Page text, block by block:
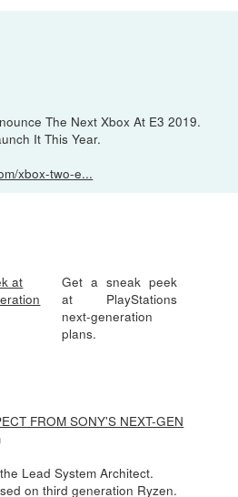
The Next Xbox At E3 2019.
It This Year.
xbox-two-e...
Get a sneak peek
at PlayStations
next-generation
plans.
FROM SONY'S NEXT-GEN
Lead System Architect.
on third generation Ryzen.